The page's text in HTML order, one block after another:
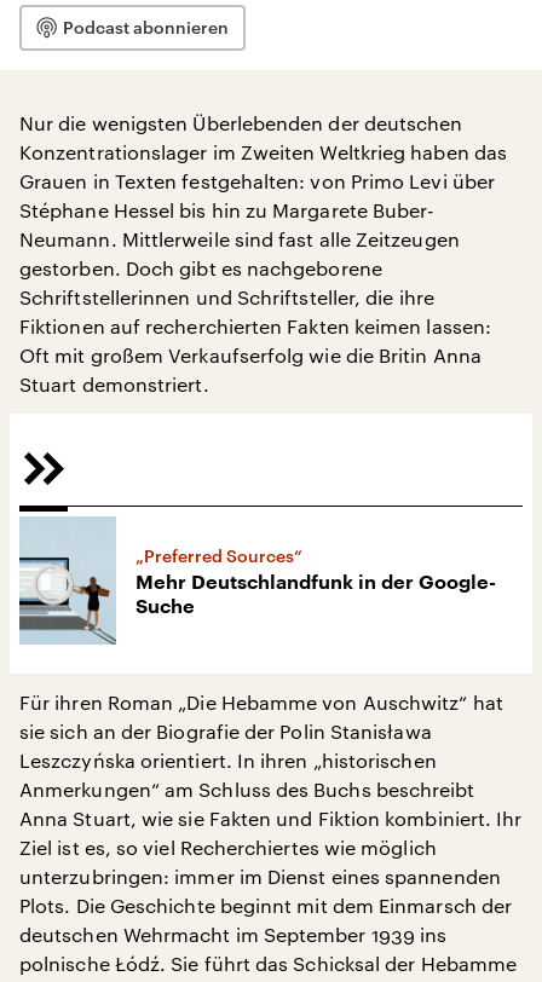
Podcast abonnieren
Nur die wenigsten Überlebenden der deutschen
Konzentrationslager im Zweiten Weltkrieg haben das
Grauen in Texten festgehalten: von Primo Levi über
Stéphane Hessel bis hin zu Margarete Buber-
Neumann. Mittlerweile sind fast alle Zeitzeugen
gestorben. Doch gibt es nachgeborene
Schriftstellerinnen und Schriftsteller, die ihre
Fiktionen auf recherchierten Fakten keimen lassen:
Oft mit großem Verkaufserfolg wie die Britin Anna
Stuart demonstriert.
„Preferred Sources“
Mehr Deutschlandfunk in der Google-
Suche
Für ihren Roman „Die Hebamme von Auschwitz“ hat
sie sich an der Biografie der Polin Stanisława
Leszczyńska orientiert. In ihren „historischen
Anmerkungen“ am Schluss des Buchs beschreibt
Anna Stuart, wie sie Fakten und Fiktion kombiniert. Ihr
Ziel ist es, so viel Recherchiertes wie möglich
unterzubringen: immer im Dienst eines spannenden
Plots. Die Geschichte beginnt mit dem Einmarsch der
deutschen Wehrmacht im September 1939 ins
polnische Łódź. Sie führt das Schicksal der Hebamme